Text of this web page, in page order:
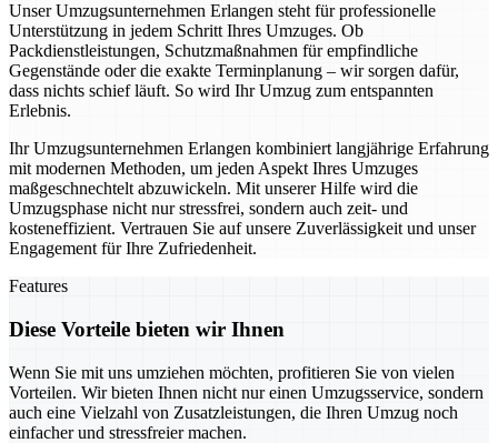
Unser Umzugsunternehmen Erlangen steht für professionelle
Unterstützung in jedem Schritt Ihres Umzuges. Ob
Packdienstleistungen, Schutzmaßnahmen für empfindliche
Gegenstände oder die exakte Terminplanung – wir sorgen dafür,
dass nichts schief läuft. So wird Ihr Umzug zum entspannten
Erlebnis.
Ihr Umzugsunternehmen Erlangen kombiniert langjährige Erfahrung
mit modernen Methoden, um jeden Aspekt Ihres Umzuges
maßgeschnechtelt abzuwickeln. Mit unserer Hilfe wird die
Umzugsphase nicht nur stressfrei, sondern auch zeit- und
kosteneffizient. Vertrauen Sie auf unsere Zuverlässigkeit und unser
Engagement für Ihre Zufriedenheit.
Features
Diese Vorteile bieten wir Ihnen
Wenn Sie mit uns umziehen möchten, profitieren Sie von vielen
Vorteilen. Wir bieten Ihnen nicht nur einen Umzugsservice, sondern
auch eine Vielzahl von Zusatzleistungen, die Ihren Umzug noch
einfacher und stressfreier machen.